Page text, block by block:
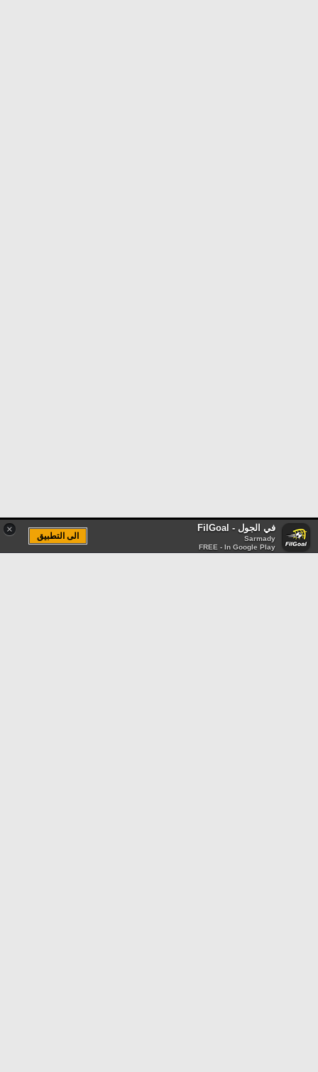
× في الجول - FilGoal
Sarmady
FREE - In Google Play
الى التطبيق